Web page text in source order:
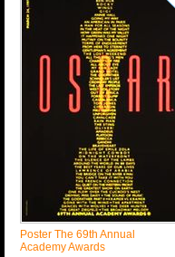
Poster The 69th Annual
Academy Awards